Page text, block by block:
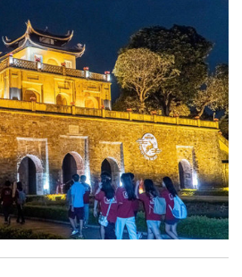
nâng lên một tầm cao mới: “phát